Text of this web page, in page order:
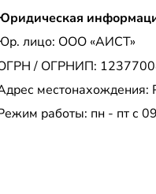
лицо: ООО «АИСТ»
/ ОГРНИП:
местонахождения:
работы: пн - пт с